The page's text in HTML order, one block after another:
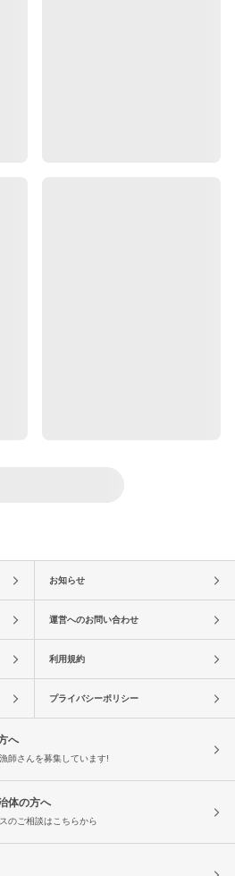
お知らせ
運営へのお問い合わせ
利用規約
プライバシーポリシー
へ
師さんを募集しています!
体の方へ
のご相談はこちらから